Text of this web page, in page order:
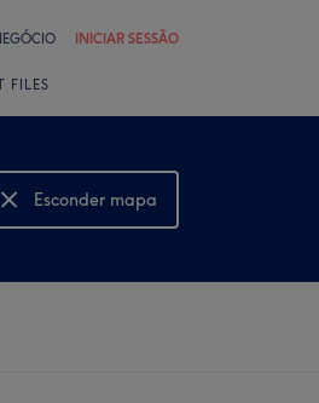
INICIAR SESSÃO
FILES
Esconder mapa
Mostrar mapa